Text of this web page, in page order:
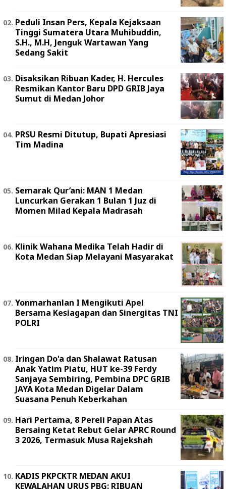
Peduli Insan Pers, Kepala Kejaksaan
Tinggi Sumatera Utara Muhibuddin,
S.H., M.H, Jenguk Wartawan Yang
Sedang Sakit
Disaksikan Ribuan Kader, H. Hercules
Resmikan Kantor Baru DPD GRIB Jaya
Sumut di Medan Johor
PRSU Resmi Ditutup, Bupati Apresiasi
Tim Madina
Semarak Qur’ani: MAN 1 Medan
Luncurkan Gerakan 1 Bulan 1 Juz di
Momen Milad Kepala Madrasah
Klinik Wahana Medika Telah Hadir di
Kota Medan Siap Melayani Masyarakat
Yonmarhanlan I Mengikuti Apel
Bersama Kesiagapan dan Sinergitas TNI
POLRI
Iringan Do'a dan Shalawat Ratusan
Anak Yatim Piatu, HUT ke-39 Ferdy
Sanjaya Sembiring, Pembina DPC GRIB
JAYA Kota Medan Digelar Dalam
Suasana Penuh Keberkahan
Hari Pertama, 8 Pereli Papan Atas
Bersaing Ketat Rebut Gelar APRC Round
3 2026, Termasuk Musa Rajekshah
KADIS PKPCKTR MEDAN AKUI
KEWALAHAN URUS PBG: RIBUAN